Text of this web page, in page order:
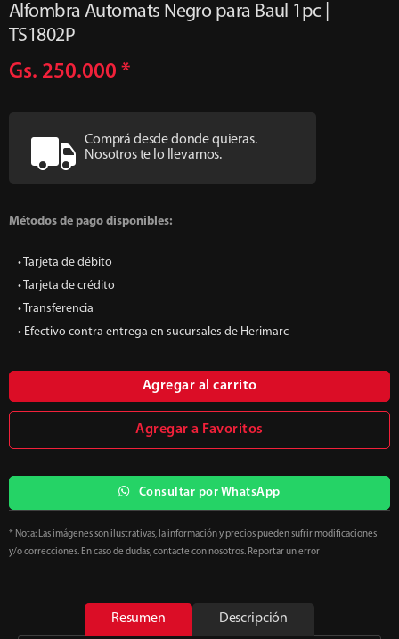
Alfombra Automats Negro para Baul 1pc |
TS1802P
Gs. 250.000 *
Comprá desde donde quieras.
Nosotros te lo llevamos.
Métodos de pago disponibles:
• Tarjeta de débito
• Tarjeta de crédito
• Transferencia
• Efectivo contra entrega en sucursales de Herimarc
Agregar al carrito
Agregar a Favoritos
Consultar por WhatsApp
* Nota: Las imágenes son ilustrativas, la información y precios pueden sufrir modificaciones
y/o correcciones. En caso de dudas, contacte con nosotros. Reportar un error
Resumen Descripción